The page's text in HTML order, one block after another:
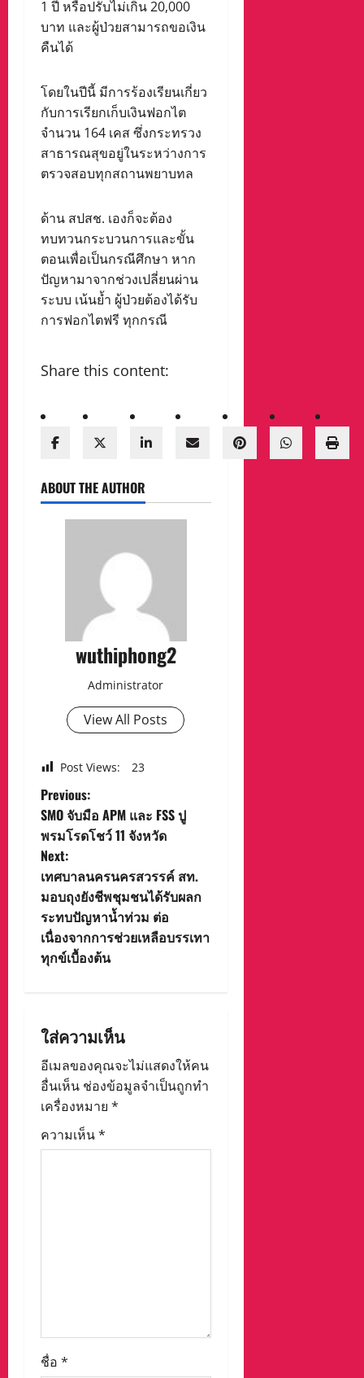
1 ปี หรือปรับไม่เกิน 20,000
บาท และผู้ป่วยสามารถขอเงิน
คืนได้
โดยในปีนี้ มีการร้องเรียนเกี่ยว
กับการเรียกเก็บเงินฟอกไต
จำนวน 164 เคส ซึ่งกระทรวง
สาธารณสุขอยู่ในระหว่างการ
ตรวจสอบทุกสถานพยาบทล
ด้าน สปสช. เองก็จะต้อง
ทบทวนกระบวนการและขั้น
ตอนเพื่อเป็นกรณีศึกษา หาก
ปัญหามาจากช่วงเปลี่ยนผ่าน
ระบบ เน้นย้ำ ผู้ป่วยต้องได้รับ
การฟอกไตฟรี ทุกกรณี
Share this content:
ABOUT THE AUTHOR
wuthiphong2
Administrator
View All Posts
Post Views: 23
P
o
s
t
n
a
i
g
a
t
Previous:
SMO จับมือ APM และ FSS ปู
พรมโรดโชว์ 11 จังหวัด
Next:
เทศบาลนครนครสวรรค์ สท.
มอบถุงยังชีพชุมชนได้รับผลก
ระทบปัญหาน้ำท่วม ต่อ
เนื่องจากการช่วยเหลือบรรเทา
ทุกข์เบื้องต้น
ใส่ความเห็น
อีเมลของคุณจะไม่แสดงให้คน
อื่นเห็น ช่องข้อมูลจำเป็นถูกทำ
เครื่องหมาย *
ความเห็น*
ชื่อ *